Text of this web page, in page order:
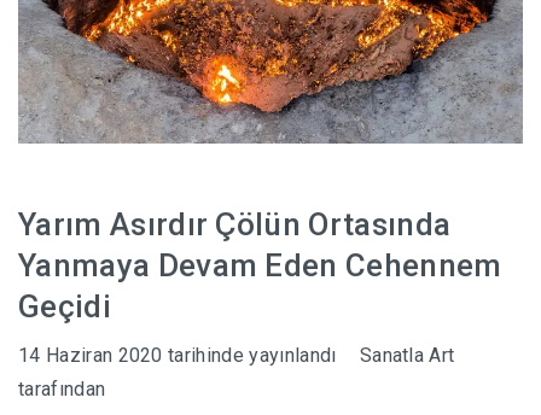
Yarım Asırdır Çölün Ortasında
Yanmaya Devam Eden Cehennem
Geçidi
14 Haziran 2020 tarihinde yayınlandı
Sanatla Art
tarafından